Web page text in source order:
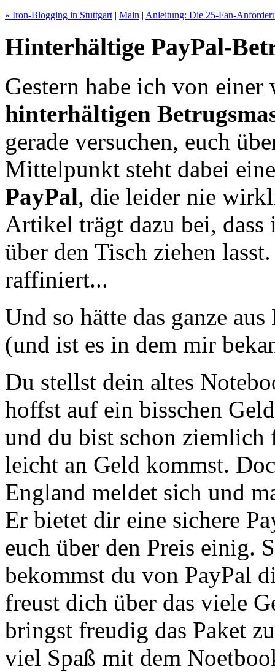
« Iron-Blogging in Stuttgart | Main | Anleitung: Die 25-Fan-
Hinterhältige PayPal-
Gestern habe ich von
hinterhältigen
gerade versuchen, euch
Mittelpunkt steht dabei
PayPal, die leider nie
Artikel trägt dazu bei,
über den Tisch ziehen
raffiniert...
Und so hätte das ganze
(und ist es in dem mir
Du stellst dein altes
hoffst auf ein bisschen
und du bist schon ziemlich
leicht an Geld kommst.
England meldet sich und
Er bietet dir eine sichere
euch über den Preis einig.
bekommst du von PayPal
freust dich über das viele
bringst freudig das Paket
viel Spaß mit dem